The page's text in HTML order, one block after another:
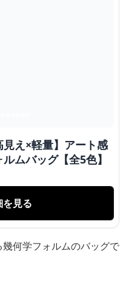
え×軽量】アート感
ムバッグ【全5色】
見る
何学フォルムのバッグで